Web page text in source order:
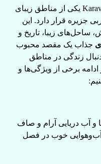
جزیره قرار دارد. این
ساحل‌های زیبا، تاریخ و
جذاب یک مقصد محبوب
زندگی در مناطق
برخی از ویژگی‌ها و
و آب دریایی آرام و صاف
آب‌وهوایی خوب در فصل